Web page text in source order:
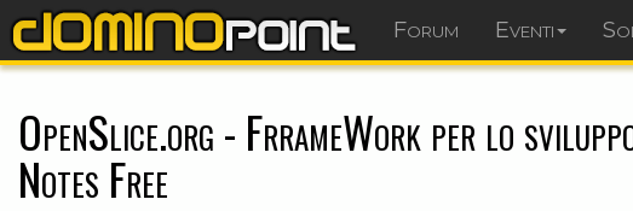
Forum Eventi
OpenSlice.org - FrrameWork per lo
Notes Free